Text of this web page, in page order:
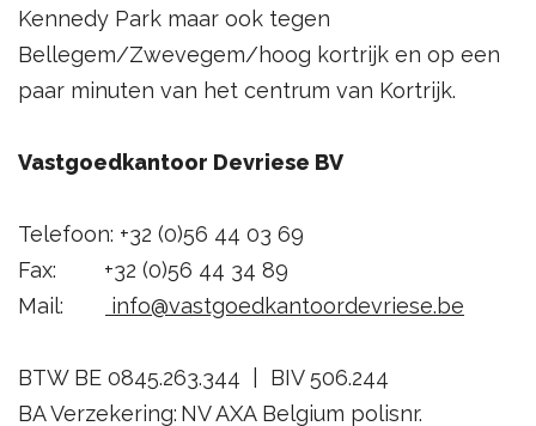
Kennedy Park maar ook tegen
Bellegem/Zwevegem/hoog kortrijk en op een
paar minuten van het centrum van Kortrijk.
Vastgoedkantoor Devriese BV
Telefoon: +32 (0)56 44 03 69
Fax: +32 (0)56 44 34 89
Mail:
info@vastgoedkantoordevriese.be
BTW BE 0845.263.344 | BIV 506.244
BA Verzekering: NV AXA Belgium polisnr.